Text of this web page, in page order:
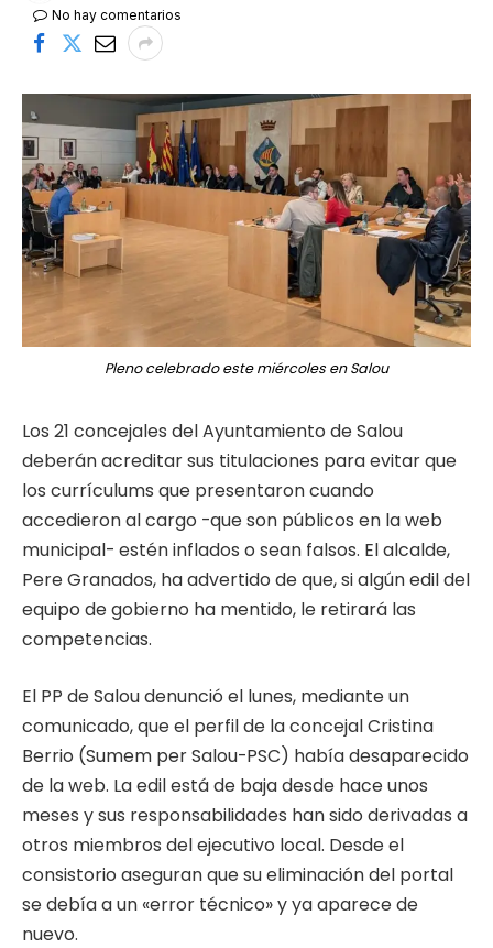
No hay comentarios
Pleno celebrado este miércoles en Salou
Los 21 concejales del Ayuntamiento de Salou
deberán acreditar sus titulaciones para evitar que
los currículums que presentaron cuando
accedieron al cargo -que son públicos en la web
municipal- estén inflados o sean falsos. El alcalde,
Pere Granados, ha advertido de que, si algún edil del
equipo de gobierno ha mentido, le retirará las
competencias.
El PP de Salou denunció el lunes, mediante un
comunicado, que el perfil de la concejal Cristina
Berrio (Sumem per Salou-PSC) había desaparecido
de la web. La edil está de baja desde hace unos
meses y sus responsabilidades han sido derivadas a
otros miembros del ejecutivo local. Desde el
consistorio aseguran que su eliminación del portal
se debía a un «error técnico» y ya aparece de
nuevo.